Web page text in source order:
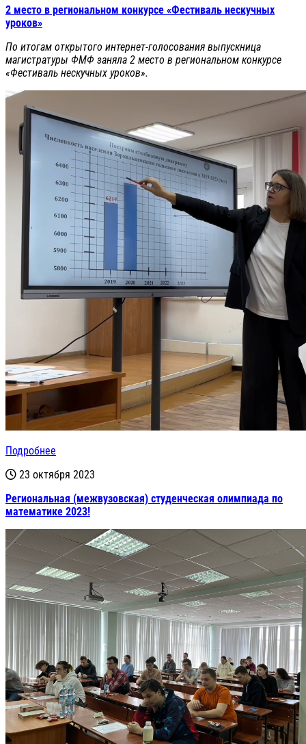
2 место в региональном конкурсе «Фестиваль нескучных
уроков»
По итогам открытого интернет-голосования выпускница
магистратуры ФМФ заняла 2 место в региональном конкурсе
«Фестиваль нескучных уроков».
Подробнее
23 октября 2023
Региональная (межвузовская) студенческая олимпиада по
математике 2023!